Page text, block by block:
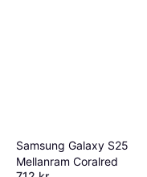
Samsung Galaxy S25
Mellanram Coralred